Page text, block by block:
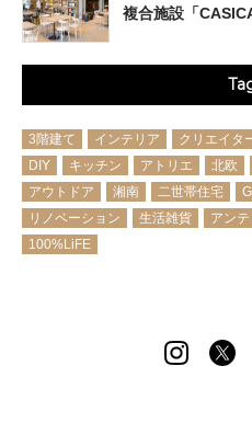
複合施設「
3階建て インテリア クリエイタ
DIY
キッチン アトリエ 北欧
アウトドア
湘南 二世帯住宅
リノベーション
生活雑貨 アン
100%LiFE